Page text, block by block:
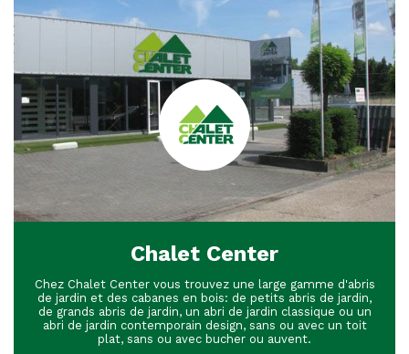
Chalet Center
Chez Chalet Center vous trouvez une large gamme d'abris
de jardin et des cabanes en bois: de petits abris de jardin,
de grands abris de jardin, un abri de jardin classique ou un
abri de jardin contemporain design, sans ou avec un toit
plat, sans ou avec bucher ou auvent.